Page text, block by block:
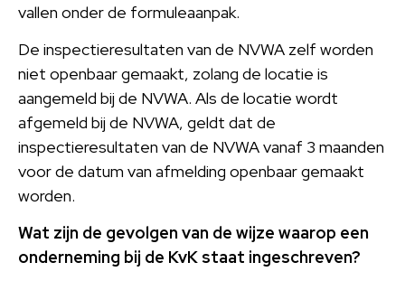
vallen onder de formuleaanpak.
De inspectieresultaten van de NVWA zelf worden
niet openbaar gemaakt, zolang de locatie is
aangemeld bij de NVWA. Als de locatie wordt
afgemeld bij de NVWA, geldt dat de
inspectieresultaten van de NVWA vanaf 3 maanden
voor de datum van afmelding openbaar gemaakt
worden.
Wat zijn de gevolgen van de wijze waarop een
onderneming bij de KvK staat ingeschreven?